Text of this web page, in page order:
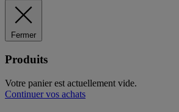
Fermer
Produits
Votre panier est actuellement vide.
Continuer vos achats